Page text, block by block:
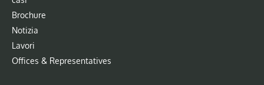
Brochure
Notizia
Lavori
Offices & Representatives